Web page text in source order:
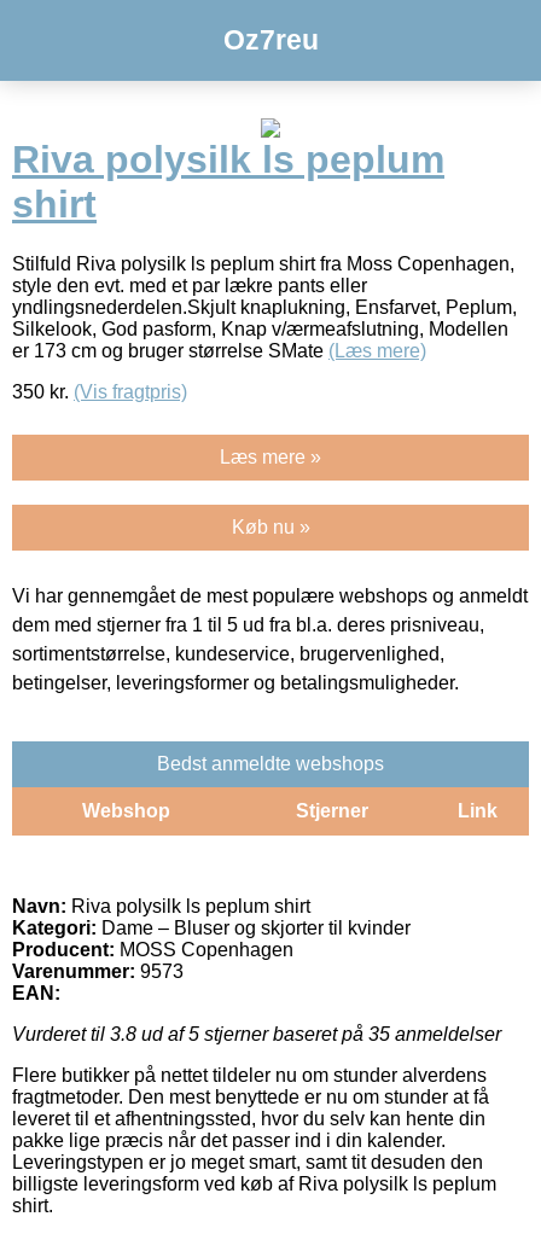
Oz7reu
Riva polysilk ls peplum
shirt
Stilfuld Riva polysilk ls peplum shirt fra Moss Copenhagen,
style den evt. med et par lækre pants eller
yndlingsnederdelen.Skjult knaplukning, Ensfarvet, Peplum,
Silkelook, God pasform, Knap v/ærmeafslutning, Modellen
er 173 cm og bruger størrelse SMate (Læs mere)
350 kr. (Vis fragtpris)
Læs mere »
Køb nu »
Vi har gennemgået de mest populære webshops og anmeldt
dem med stjerner fra 1 til 5 ud fra bl.a. deres prisniveau,
sortimentstørrelse, kundeservice, brugervenlighed,
betingelser, leveringsformer og betalingsmuligheder.
Bedst anmeldte webshops
Webshop Stjerner Link
Navn: Riva polysilk ls peplum shirt
Kategori: Dame – Bluser og skjorter til kvinder
Producent: MOSS Copenhagen
Varenummer: 9573
EAN:
Vurderet til 3.8 ud af 5 stjerner baseret på 35 anmeldelser
Flere butikker på nettet tildeler nu om stunder alverdens
fragtmetoder. Den mest benyttede er nu om stunder at få
leveret til et afhentningssted, hvor du selv kan hente din
pakke lige præcis når det passer ind i din kalender.
Leveringstypen er jo meget smart, samt tit desuden den
billigste leveringsform ved køb af Riva polysilk ls peplum
shirt.